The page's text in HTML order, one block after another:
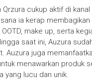
Qrzura cukup aktif di
ia kerap
make up, serta
saat ini, Auzura
Auzura juga
menawarkan produk
yang lucu dan unik.